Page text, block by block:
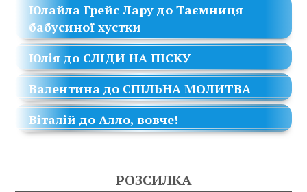
Юлайла Грейс Лару доТаємниця
бабусиної хустки
Юлія до СЛІДИ НА ПІСКУ
Валентина до СПІЛЬНА МОЛИТВА
Віталій до Алло, вовче!
РОЗСИЛКА